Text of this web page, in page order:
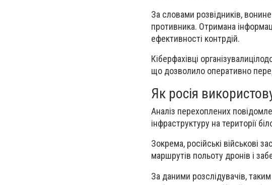
За словами розвідників,
противника. Отримана
ефективності контрдій.
Кіберфахівці
що дозволило оперативно
Як росія
Аналіз перехоплених
інфраструктуру на територіїб
Зокрема, російські військові
маршрутів польоту дронів і
За даними розслідувачів,